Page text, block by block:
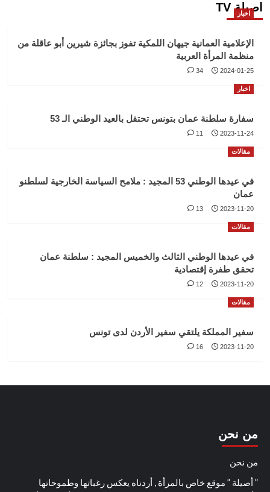
اصيلة TV
اخبار
الإعلامية العمانية جيهان اللمكية تفوز بجائزة شيرين أبو عاقلة من
منظمة المرأة العربية
2024-01-25
34
اخبار
سفارة سلطنة عمان بتونس تحتفل بالعيد الوطني الـ 53
2023-11-24
11
مقالات
في عيدها الوطني 53 المجيد : ملامح السياسة الخارجية لسلطنو
عمان
2023-11-20
13
مقالات
في عيدها الوطني الثالث والخميس المجيد : سلطنة عمان
تحقق طفرة إقتصادية
2023-11-20
12
مقالات
سفير المملكة يلتقي سفير الأردن لدى تونس
2023-11-20
16
من نحن
من نحن
” أصيلة ” موقع خاص بالمرأة , أردناه يعكس رغباتها وطموحاتها